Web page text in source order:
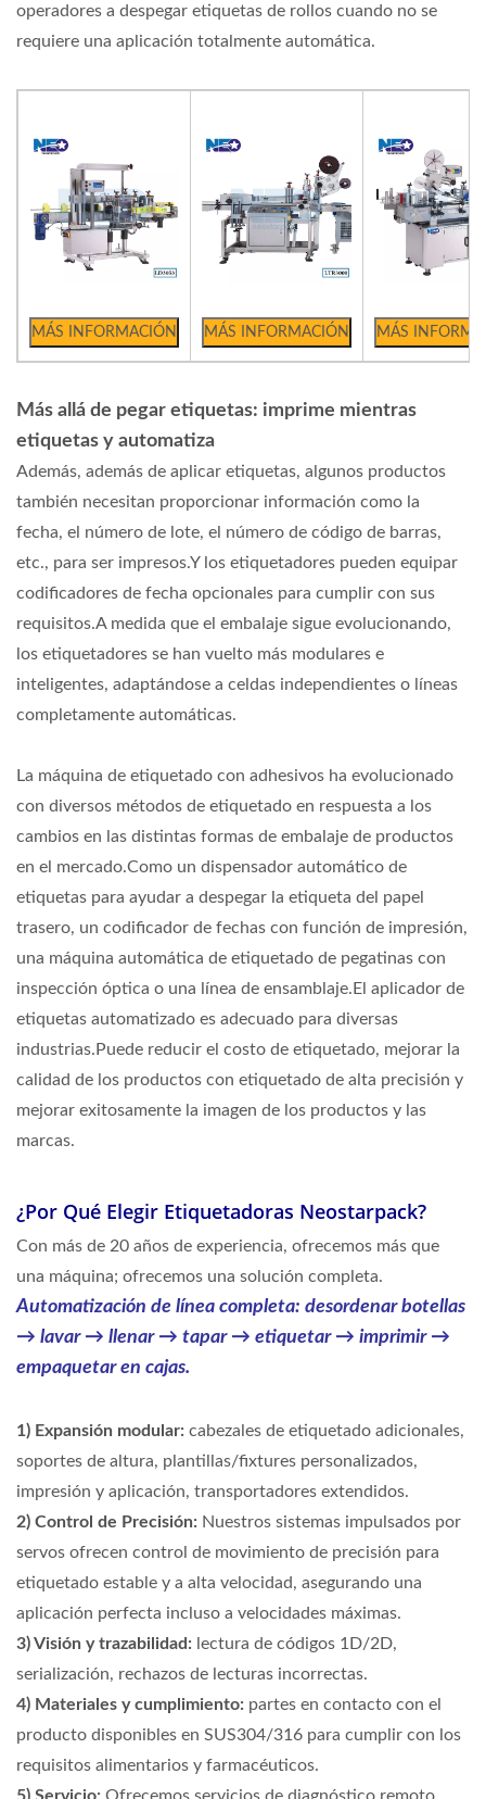
operadores a despegar etiquetas de rollos cuando no se
requiere una aplicación totalmente automática.
Más allá de pegar etiquetas: imprime mientras
etiquetas y automatiza
Además, además de aplicar etiquetas, algunos productos
también necesitan proporcionar información como la
fecha, el número de lote, el número de código de barras,
etc., para ser impresos.Y los etiquetadores pueden equipar
codificadores de fecha opcionales para cumplir con sus
requisitos.A medida que el embalaje sigue evolucionando,
los etiquetadores se han vuelto más modulares e
inteligentes, adaptándose a celdas independientes o líneas
completamente automáticas.
La máquina de etiquetado con adhesivos ha evolucionado
con diversos métodos de etiquetado en respuesta a los
cambios en las distintas formas de embalaje de productos
en el mercado.Como un dispensador automático de
etiquetas para ayudar a despegar la etiqueta del papel
trasero, un codificador de fechas con función de impresión,
una máquina automática de etiquetado de pegatinas con
inspección óptica o una línea de ensamblaje.El aplicador de
etiquetas automatizado es adecuado para diversas
industrias.Puede reducir el costo de etiquetado, mejorar la
calidad de los productos con etiquetado de alta precisión y
mejorar exitosamente la imagen de los productos y las
marcas.
¿Por Qué Elegir Etiquetadoras Neostarpack?
Con más de 20 años de experiencia, ofrecemos más que
una máquina; ofrecemos una solución completa.
Automatización de línea completa: desordenar botellas
→ lavar → llenar → tapar → etiquetar → imprimir →
empaquetar en cajas.
1) Expansión modular: cabezales de etiquetado adicionales,
soportes de altura, plantillas/fixtures personalizados,
impresión y aplicación, transportadores extendidos.
2) Control de Precisión: Nuestros sistemas impulsados por
servos ofrecen control de movimiento de precisión para
etiquetado estable y a alta velocidad, asegurando una
aplicación perfecta incluso a velocidades máximas.
3) Visión y trazabilidad: lectura de códigos 1D/2D,
serialización, rechazos de lecturas incorrectas.
4) Materiales y cumplimiento: partes en contacto con el
producto disponibles en SUS304/316 para cumplir con los
requisitos alimentarios y farmacéuticos.